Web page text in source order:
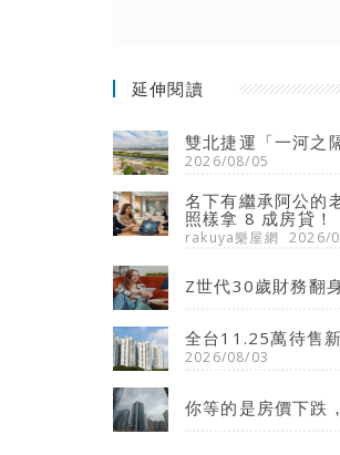
延伸閱讀
雙北捷運「一河之
2026/08/05
名下有繼承阿公的
照樣拿 8 成房貸！
rakuya樂屋網 2026/
Z世代30歲財務翻
全台11.25萬待售
2026/08/03
你等的是房價下跌